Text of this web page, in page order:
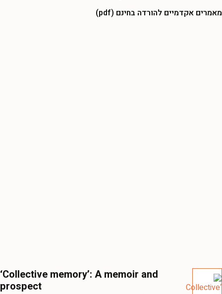
מאמרים אקדמיים להורדה בחינם (pdf)
‘Collective memory’: A memoir and
prospect